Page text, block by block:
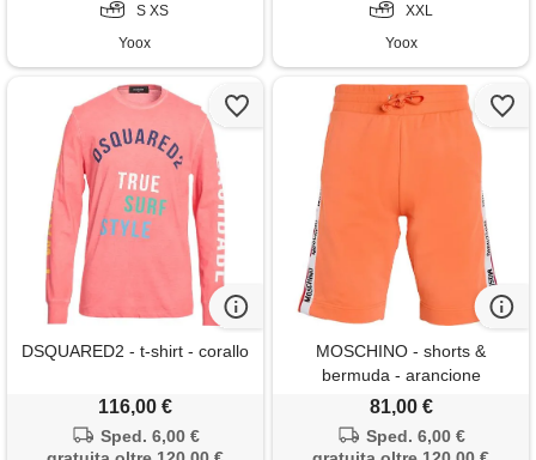
S XS
Yoox
XXL
Yoox
DSQUARED2 - t-shirt - corallo
116,00 €
Sped. 6,00 €
MOSCHINO - shorts &
bermuda - arancione
81,00 €
Sped. 6,00 €